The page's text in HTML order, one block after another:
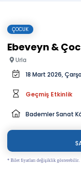
ÇOCUK
Ebeveyn &
Urla
18 Mart 2026,
Geçmiş Etkinlik
Bademler Sanat
* Bilet fiyatları değişiklik gösterebilir.